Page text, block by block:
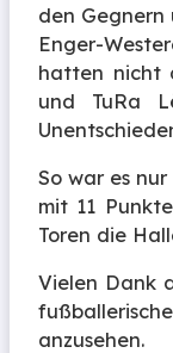
den Gegnern
Enger-
hatten nicht
und TuRa
So war es
mit 11
Toren die
Vielen Dank
anzusehen.